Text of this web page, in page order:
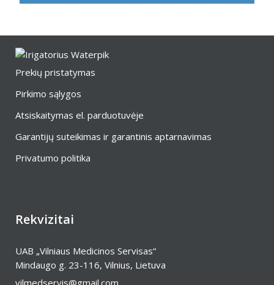
Prekių pristatymas
Pirkimo sąlygos
Atsiskaitymas el. parduotuvėje
Garantijų suteikimas ir garantinis aptarnavimas
Privatumo politika
Rekvizitai
UAB „Vilniaus Medicinos Servisas“
Mindaugo g. 23-116, Vilnius, Lietuva